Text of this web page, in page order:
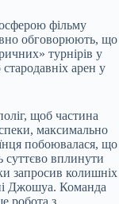
фільму
обговорюють, що
турнірів у
арен у
щоб частина
максимально
побоювалася, що
суттєво вплинути
запросив колишніх
Джошуа. Команда